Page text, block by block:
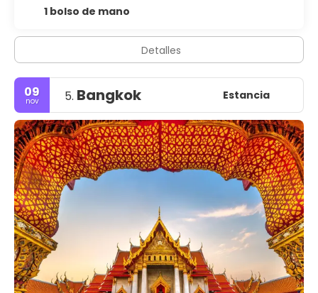
1 bolso de mano
Detalles
09
nov 5. Bangkok Estancia